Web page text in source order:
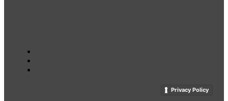
Privacy Policy